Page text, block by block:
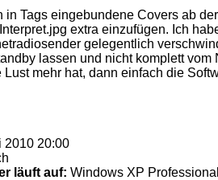
in Tags eingebundene Covers ab
extra einzufügen. Ich
gelegentlich
lassen und nicht komplett
mehr hat, dann einfach die
2010 20:00
läuft auf: Windows XP